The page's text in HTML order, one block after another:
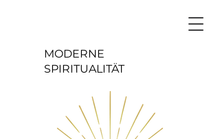
MODERNE
SPIRITUALITÄT